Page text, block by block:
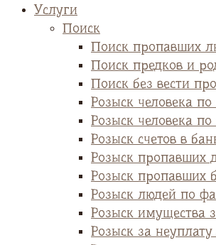
Услуги
Поиск
Поиск пропавших
Поиск предков и
Поиск без вести
Розыск человека
Розыск человека
Розыск счетов в
Розыск пропавших
Розыск пропавших
Розыск людей по
Розыск имущества
Розыск за